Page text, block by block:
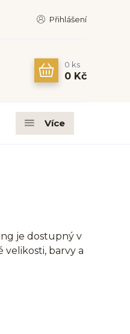
Přihlášení
0 ks
0 Kč
Více
je dostupný v
barvy a